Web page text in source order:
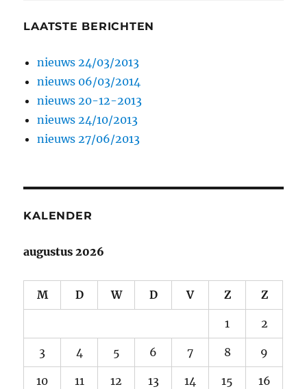
LAATSTE BERICHTEN
nieuws 24/03/2013
nieuws 06/03/2014
nieuws 20-12-2013
nieuws 24/10/2013
nieuws 27/06/2013
KALENDER
augustus 2026
M D W D V Z Z
1 2
3 4 5 6 7 8 9
10 11 12 13 14 15 16